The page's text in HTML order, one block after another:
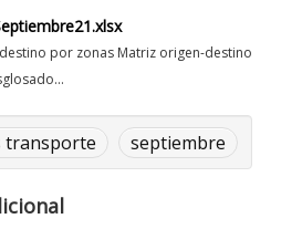
por zonas Matriz origen-destino
transporte septiembre